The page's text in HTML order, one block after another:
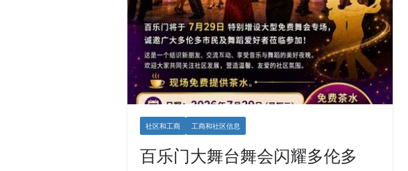
社区和工商 工商和社区信息
百乐门大舞台舞会闪耀多伦多